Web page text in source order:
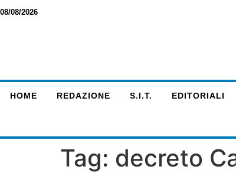
08/08/2026
HOME REDAZIONE S.I.T. EDITORIALI
Tag: decreto